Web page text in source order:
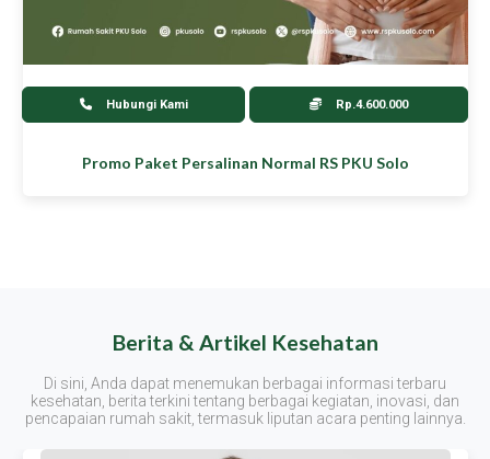
Hubungi Kami Rp.4.600.000
Promo Paket Persalinan Normal RS PKU Solo
Berita & Artikel Kesehatan
Di sini, Anda dapat menemukan berbagai informasi terbaru
kesehatan, berita terkini tentang berbagai kegiatan, inovasi, dan
pencapaian rumah sakit, termasuk liputan acara penting lainnya.